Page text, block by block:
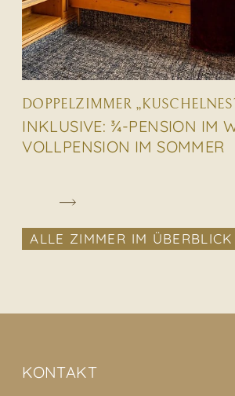
DOPPELZIMMER
INKLUSIVE: ¾-PENSION IM
VOLLPENSION IM SOMMER
ALLE ZIMMER IM ÜBERBLICK
KONTAKT